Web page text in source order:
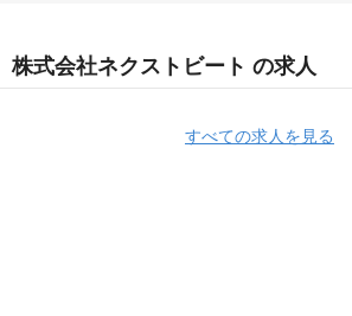
株式会社ネクストビート の求人
すべての求人を見る